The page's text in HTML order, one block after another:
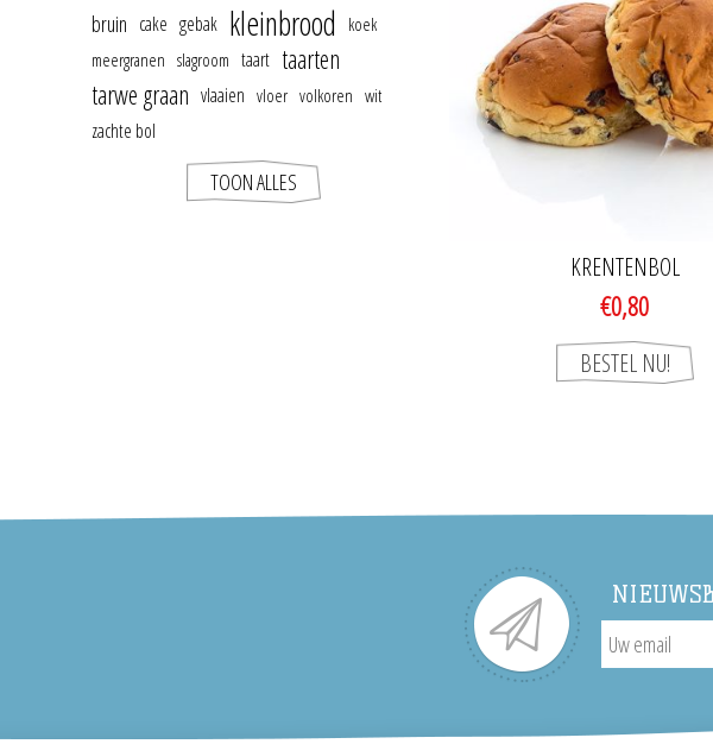
KRENTENBOL
€0,80
bruin cake gebak kleinbrood
koek
meergranen slagroom taart taarten
tarwe graan vlaaien vloer volkoren wit
zachte bol
TOON ALLES